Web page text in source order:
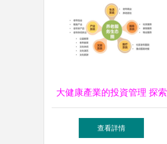
大健康產業的投資管理 探索
五種核心發展模式
查看詳情